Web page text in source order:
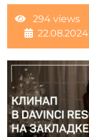
294 views
22.08.2024